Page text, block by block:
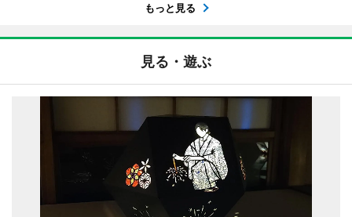
もっと見る
見る・遊ぶ